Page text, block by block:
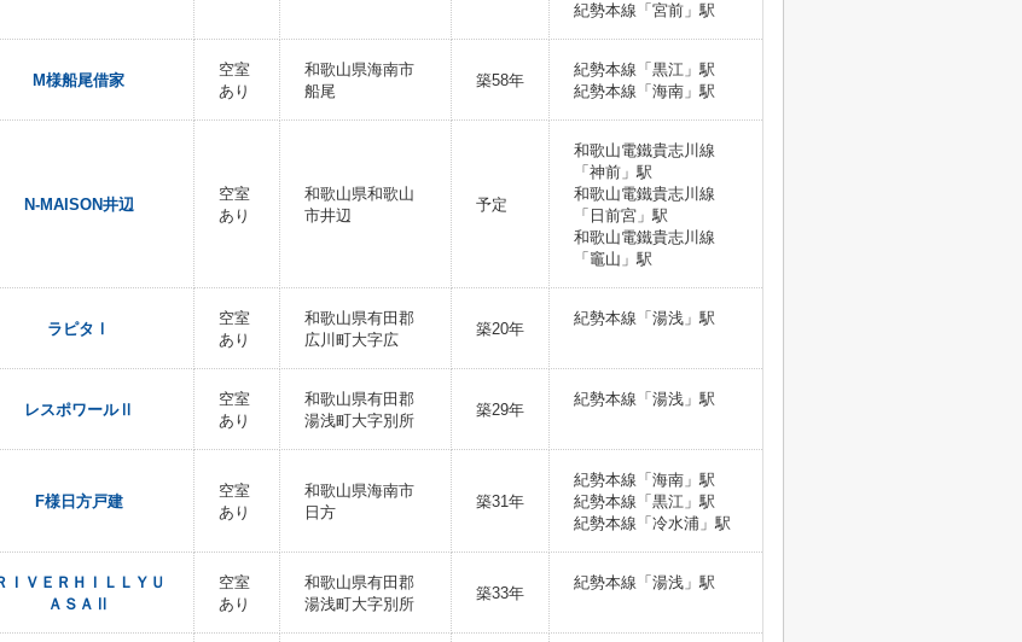
紀勢本線「宮前」駅
M様船尾借家
空室
あり
和歌山県海南市
船尾
築58年
紀勢本線「黒江」駅
紀勢本線「海南」駅
N-MAISON井辺
空室
あり
和歌山県和歌山
市井辺
予定
和歌山電鐵貴志川線
「神前」駅
和歌山電鐵貴志川線
「日前宮」駅
和歌山電鐵貴志川線
「竈山」駅
ラピタⅠ
空室
あり
和歌山県有田郡
広川町大字広
築20年
紀勢本線「湯浅」駅
レスポワールⅡ
空室
あり
和歌山県有田郡
湯浅町大字別所
築29年
紀勢本線「湯浅」駅
F様日方戸建
空室
あり
和歌山県海南市
日方
築31年
紀勢本線「海南」駅
紀勢本線「黒江」駅
紀勢本線「冷水浦」駅
ＩＶＥＲＨＩＬＬＹＵ
ＡＳＡⅡ
空室
あり
和歌山県有田郡
湯浅町大字別所
築33年
紀勢本線「湯浅」駅